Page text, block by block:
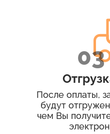
После оплаты,
будут
чем Вы